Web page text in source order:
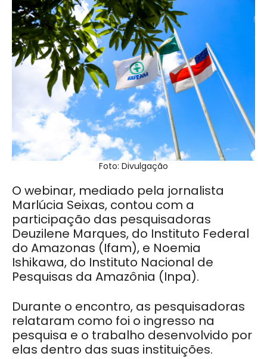
Foto: Divulgação
O webinar, mediado pela jornalista
Marlúcia Seixas, contou com a
participação das pesquisadoras
Deuzilene Marques, do Instituto Federal
do Amazonas (Ifam), e Noemia
Ishikawa, do Instituto Nacional de
Pesquisas da Amazônia (Inpa).
Durante o encontro, as pesquisadoras
relataram como foi o ingresso na
pesquisa e o trabalho desenvolvido por
elas dentro das suas instituições.